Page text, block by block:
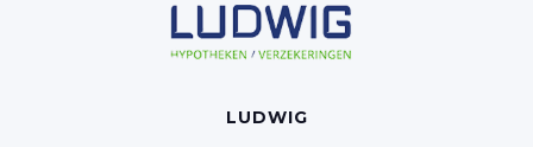
LUDWIG